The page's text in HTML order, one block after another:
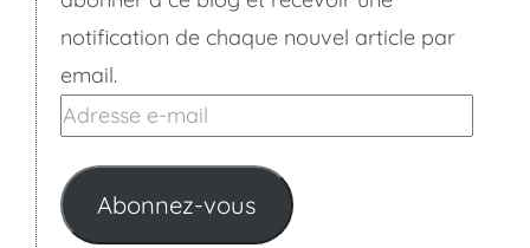
notification de chaque nouvel article par
email.
Adresse
mail
Abonnez-vous